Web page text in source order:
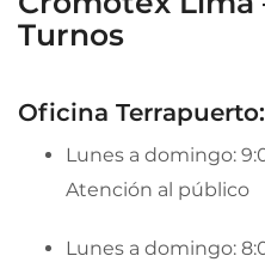
Turnos
Oficina Terrapuerto:
Lunes a domingo:
Atención al público
Lunes a domingo: